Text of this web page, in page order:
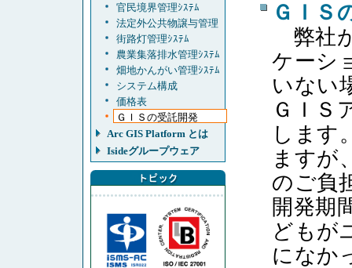
官民境界管理ｼｽﾃﾑ
法定外公共物譲与管理
街路灯管理ｼｽﾃﾑ
農業集落排水管理ｼｽﾃﾑ
畑地かんがい管理ｼｽﾃﾑ
システム構成
価格表
ＧＩＳの受託開発
Arc GIS Platform とは
Isideグループウェア
ＧＩＳ
弊社
ケーシ
いない
ＧＩＳ
します
ますが
のご負
開発期
どもが
になか